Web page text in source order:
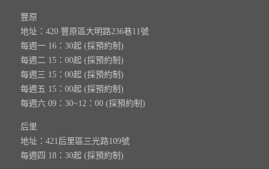
豐原
地址：420 豐原區大明路236巷11號
每週一 16：30起 (採預約制)
每週二 15：00起 (採預約制)
每週三 15：00起 (採預約制)
每週五 15：00起 (採預約制)
每週六 09：30~12：00 (採預約制)
后里
地址：421后里區三光路109號
每週四 18：30起 (採預約制)